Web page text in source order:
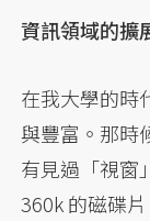
資訊領域的擴
在我大學的時
與豐富。那時
有見過「視窗
360k 的磁碟